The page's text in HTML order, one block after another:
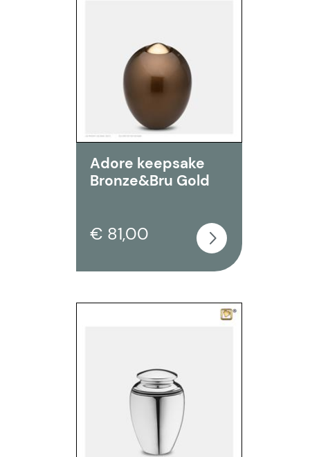
Adore keepsake
Bronze&Bru Gold
€ 81,00